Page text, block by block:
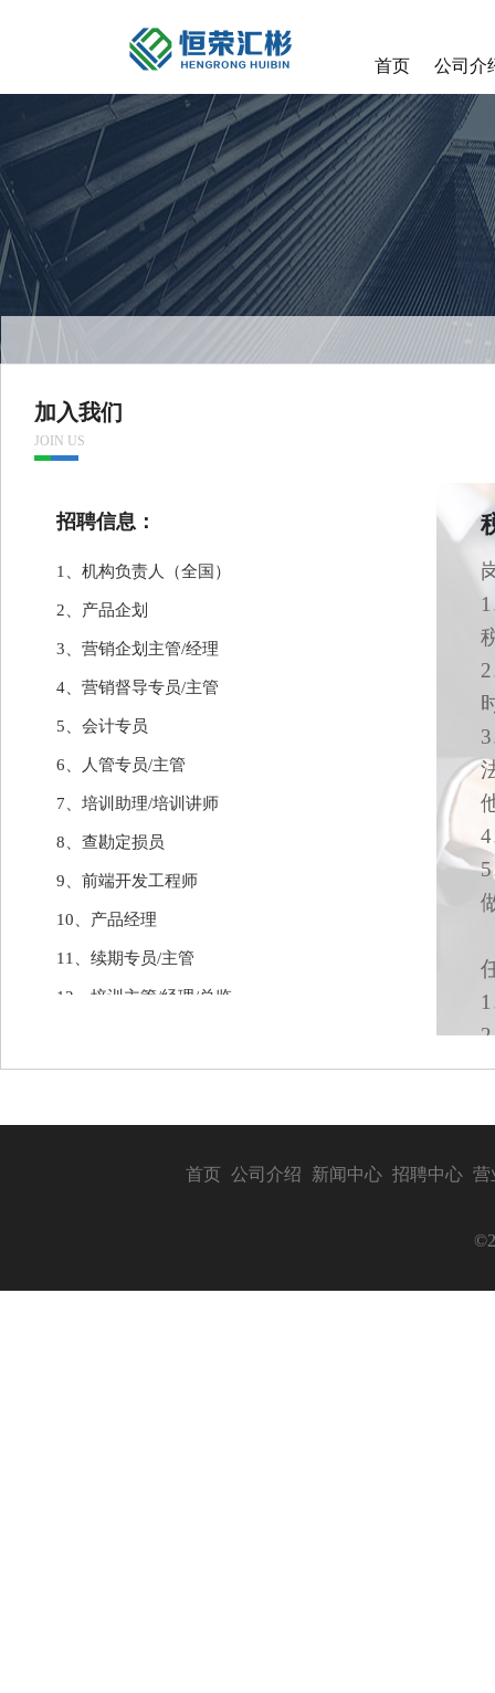
首页 公司介
加入我们
JOIN US
招聘信息：
1、机构负责人（全国）
2、产品企划
3、营销企划主管/经理
4、营销督导专员/主管
5、会计专员
6、人管专员/主管
7、培训助理/培训讲师
8、查勘定损员
9、前端开发工程师
10、产品经理
11、续期专员/主管
12、培训主管/经理/总监
14、客服专员/主管
首页 公司介绍 新闻中心 招聘中心 营